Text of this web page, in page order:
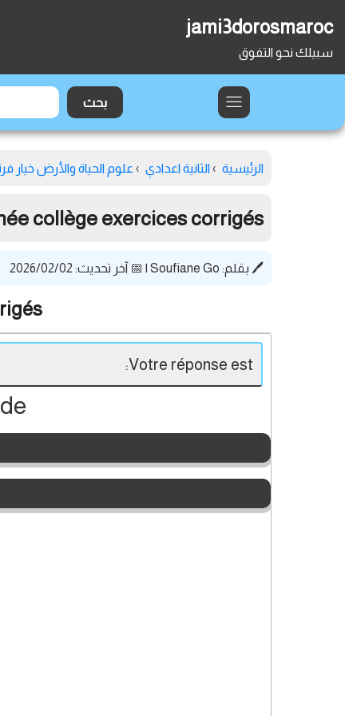
jami3dorosmaroc
سبيلك نحو التفوق
الرئيسية › الثانية اعدادي › علوم الحياة والأرض خيار
collège exercices corrigés
🖊️ بقلم: Soufiane Go
| 📅 آخر تحديث: 2026/02/02
Votre réponse est: